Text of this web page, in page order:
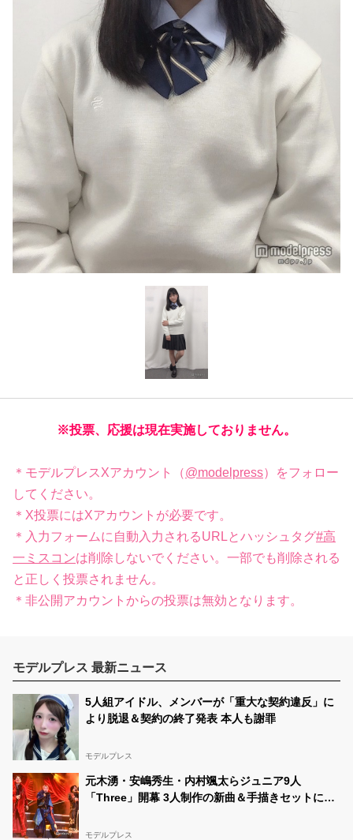
※投票、応援は現在実施しておりません。
＊モデルプレスXアカウント（@modelpress）をフォロー
してください。
＊X投票にはXアカウントが必要です。
＊入力フォームに自動入力されるURLとハッシュタグ#高
一ミスコンは削除しないでください。一部でも削除される
と正しく投票されません。
＊非公開アカウントからの投票は無効となります。
モデルプレス 最新ニュース
5人組アイドル、メンバーが「重大な契約違反」に
より脱退＆契約の終了発表 本人も謝罪
モデルプレス
元木湧・安嶋秀生・内村颯太らジュニア9人
「Three」開幕 3人制作の新曲＆手描きセットに込
プロレポ】
モデルプレス